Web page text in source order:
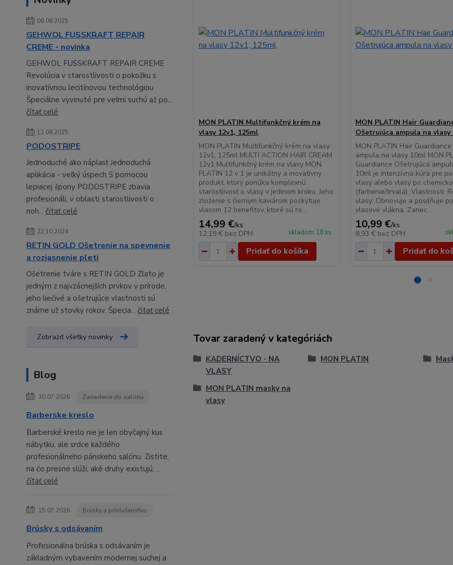
06.08.2025
GEHWOL FUSSKRAFT REPAIR
CREME - novinka
GEHWOL FUSSKRAFT REPAIR CREME
Revolúcia v starostlivosti o pokožku s
inovatívnou lecitínovou technológiou
Špeciálne vyvinuté pre veľmi suchú až po...
čítať celé
12.08.2025
PODOSTRIPE
Jednoduché ako náplasť Jednoduchá
aplikácia - veľký úspech S pomocou
lepiacej špony PODOSTRIPE zbavia
profesionáli, v oblasti starostlivosti o
noh... čítať celé
22.10.2024
RETIN GOLD Ošetrenie na spevnenie
a rozjasnenie pleti
Ošetrenie tváre s RETIN GOLD Zlato je
jedným z najvzácnejších prvkov v prírode,
jeho liečivé a ošetrujúce vlastnosti sú
známe už stovky rokov. Špecia... čítať celé
Zobraziť všetky novinky
Blog
30.07.2026 Zariadenie do salónu
Barberske kreslo
Barberské kreslo nie je len obyčajný kus
nábytku, ale srdce každého
profesionálneho pánskeho salónu. Zistite,
na čo presne slúži, aké druhy existujú, ...
čítať celé
15.07.2026 Brúsky a príslušenstvo
Brúsky s odsávaním
Profesionálna brúska s odsávaním je
základným vybavením modernej suchej a
MON PLATIN Multifunkčný krém na
vlasy 12v1, 125ml
MON PLATIN Multifunkčný krém na vlasy
12v1, 125ml MULTI ACTION HAIR CREAM
12v1 Multifunkčný krém na vlasy MON
PLATIN 12 v 1 je unikátny a inovatívny
produkt, ktorý ponúka komplexnú
starostlivosť o vlasy v jedinom kroku. Jeho
zloženie s čiernym kaviárom poskytuje
vlasom 12 benefitov, ktoré sú ro...
14,99 €/ks
12,19 € bez DPH skladom 18 ks
Pridať do košíka
MON PLATIN Hair
Ošetrujúca ampula na vlasy
MON PLATIN Hair
ampula na vlasy 10ml MON
Guardiance Ošetrujúca
10ml je intenzívna kúra pre
vlasy alebo vlasy po
(farbenie/trvalá). Vlastnosti:
vlasy: Obnovuje a posilňuje
vlasové vlákna. Zanec...
10,99 €/ks
8,93 € bez DPH
Pridať do
Tovar zaradený v kategóriách
KADERNÍCTVO - NA
VLASY
MON PLATIN
MON PLATIN masky na
vlasy